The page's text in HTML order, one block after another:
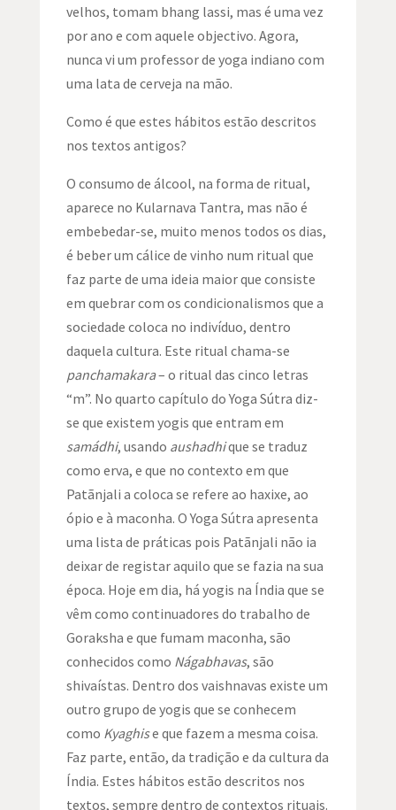
velhos, tomam bhang lassi, mas é uma vez
por ano e com aquele objectivo. Agora,
nunca vi um professor de yoga indiano com
uma lata de cerveja na mão.
Como é que estes hábitos estão descritos
nos textos antigos?
O consumo de álcool, na forma de ritual,
aparece no Kularnava Tantra, mas não é
embebedar-se, muito menos todos os dias,
é beber um cálice de vinho num ritual que
faz parte de uma ideia maior que consiste
em quebrar com os condicionalismos que a
sociedade coloca no indivíduo, dentro
daquela cultura. Este ritual chama-se
panchamakara– o ritual das cinco letras
“m”. No quarto capítulo do Yoga Sútra diz-
se que existem yogis que entram em
samádhi, usando aushadhique se traduz
como erva, e que no contexto em que
Patãnjali a coloca se refere ao haxixe, ao
ópio e à maconha. O Yoga Sútra apresenta
uma lista de práticas pois Patãnjali não ia
deixar de registar aquilo que se fazia na sua
época. Hoje em dia, há yogis na Índia que se
vêm como continuadores do trabalho de
Goraksha e que fumam maconha, são
conhecidos como Nágabhavas, são
shivaístas. Dentro dos vaishnavas existe um
outro grupo de yogis que se conhecem
como Kyaghise que fazem a mesma coisa.
Faz parte, então, da tradição e da cultura da
Índia. Estes hábitos estão descritos nos
textos, sempre dentro de contextos rituais.